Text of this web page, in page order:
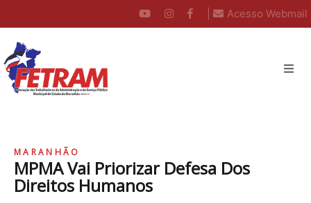
Acesso Webmail
MARANHÃO
MPMA Vai Priorizar Defesa Dos
Direitos Humanos